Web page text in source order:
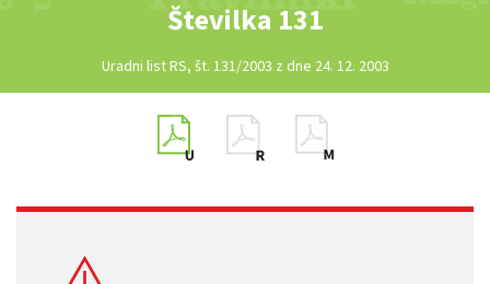
Številka 131
Uradni list RS, št. 131/2003 z dne 24. 12. 2003